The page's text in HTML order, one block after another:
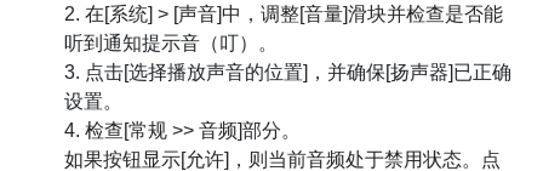
2. 在[系统] > [声音]中，调整[音量]滑块并检查是否能
听到通知提示音（叮）。
3. 点击[选择播放声音的位置]，并确保[扬声器]已正确
设置。
4. 检查[常规 >> 音频]部分。
如果按钮显示[允许]，则当前音频处于禁用状态。点